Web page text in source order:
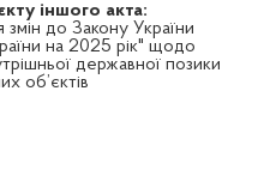
іншого акта:
до Закону України
на 2025 рік" щодо
державної позики
об’єктів